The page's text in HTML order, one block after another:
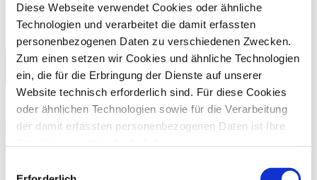
Diese Webseite verwendet Cookies oder ähnliche
Technologien und verarbeitet die damit erfassten
personenbezogenen Daten zu verschiedenen Zwecken.
Zum einen setzen wir Cookies und ähnliche Technologien
ein, die für die Erbringung der Dienste auf unserer
Website technisch erforderlich sind. Für diese Cookies
oder ähnlichen Technologien sowie für die Verarbeitung
der damit erfassten personenbezogenen Daten ist Ihre
mit Ihrer ausdrücklichen Einwilligung einsetzen und die